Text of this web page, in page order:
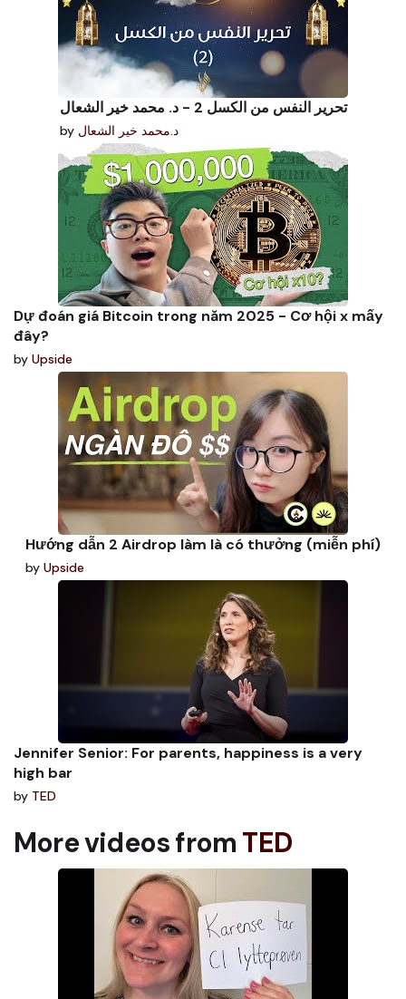
تحرير النفس من الكسل 2 - د. محمد خير الشعال
by د.محمد خير الشعال
Dự đoán giá Bitcoin trong năm 2025 - Cơ hội x mấy
đây?
by Upside
Hướng dẫn 2 Airdrop làm là có thưởng (miễn phí)
by Upside
Jennifer Senior: For parents, happiness is a very
high bar
by TED
More videos fromTED